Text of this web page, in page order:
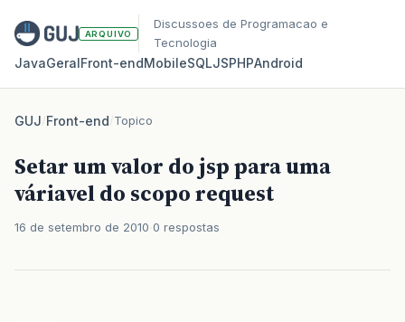
ARQUIVO
Discussoes de Programacao e
Tecnologia
JavaGeralFront‑endMobileSQLJSPHPAndroid
GUJ/Front-end/Topico
Setar um valor do jsp para uma
váriavel do scopo request
16 de setembro de 2010 0 respostas